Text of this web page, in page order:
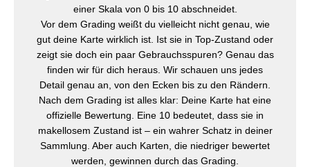
einer Skala von 0 bis 10 abschneidet.
Vor dem Grading weißt du vielleicht nicht genau, wie
gut deine Karte wirklich ist. Ist sie in Top-Zustand oder
zeigt sie doch ein paar Gebrauchsspuren? Genau das
finden wir für dich heraus. Wir schauen uns jedes
Detail genau an, von den Ecken bis zu den Rändern.
Nach dem Grading ist alles klar: Deine Karte hat eine
offizielle Bewertung. Eine 10 bedeutet, dass sie in
makellosem Zustand ist – ein wahrer Schatz in deiner
Sammlung. Aber auch Karten, die niedriger bewertet
werden, gewinnen durch das Grading.